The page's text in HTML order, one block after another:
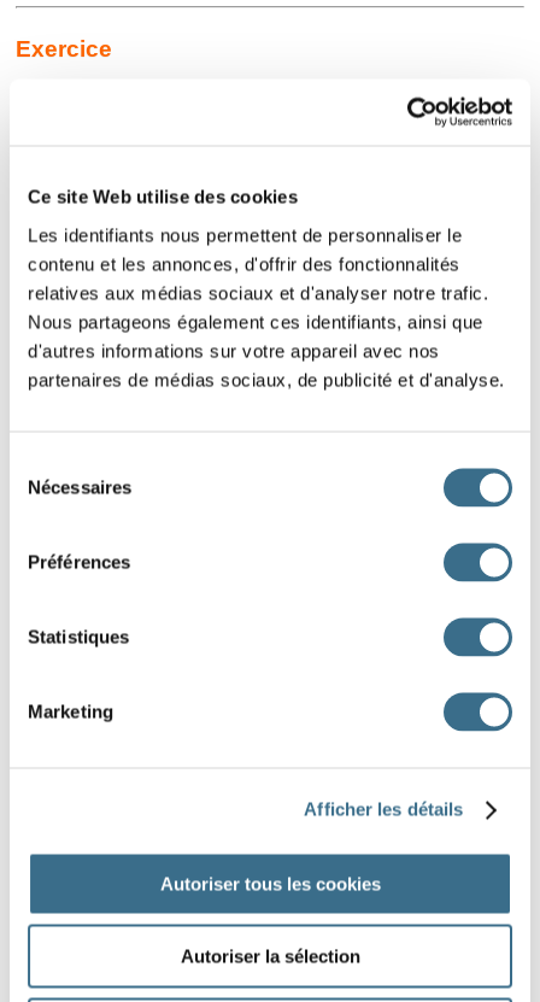
Ce site Web utilise des cookies
Les identifiants nous permettent de personnaliser le
contenu et les annonces, d'offrir des fonctionnalités
relatives aux médias sociaux et d'analyser notre trafic.
Nous partageons également ces identifiants, ainsi que
d'autres informations sur votre appareil avec nos
partenaires de médias sociaux, de publicité et d'analyse.
Nécessaires
Préférences
Statistiques
Marketing
Afficher les détails
Autoriser tous les cookies
Autoriser la sélection
Exercice
(aller)chez nos
Le chien (aboyer)
est passé.
Pendant que le professeur parlait, les élèves
(prendre)des notes.
Ce matin, la pluie (commencer)
puis elle s’est éteinte.
le grenier.
très fort cette nuit-là.
ses clés hier soir.
paisiblement